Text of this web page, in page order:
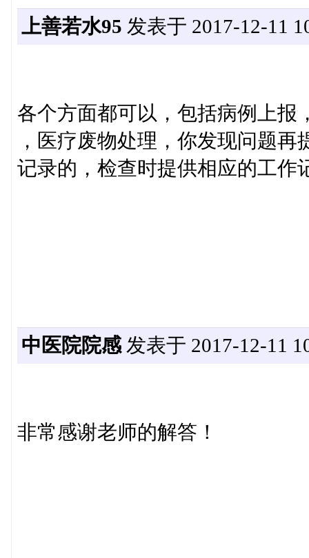
上善若水95 发表于 2017-12-11
各个方面都可以，包括病例上报
，医疗废物处理，你发现问题
记录的，检查时提供相应的工作
中医院院感发表于 2017-12-11
非常感谢老师的解答！